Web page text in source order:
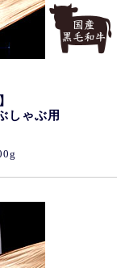
しゃぶ用